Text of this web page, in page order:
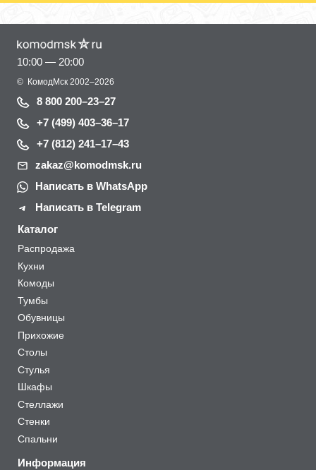
10:00 — 20:00
© КомодМск 2002–2026
8 800 200–23–27
+7 (499) 403–36–17
+7 (812) 241–17–43
zakaz@komodmsk.ru
Написать в WhatsApp
Написать в Telegram
Каталог
Распродажа
Кухни
Комоды
Тумбы
Обувницы
Прихожие
Столы
Стулья
Шкафы
Стеллажи
Стенки
Спальни
Информация